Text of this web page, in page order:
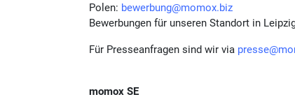
Polen: bewerbung@momox.biz
Bewerbungen für unseren Standort in
Für Presseanfragen sind wir via
momox SE